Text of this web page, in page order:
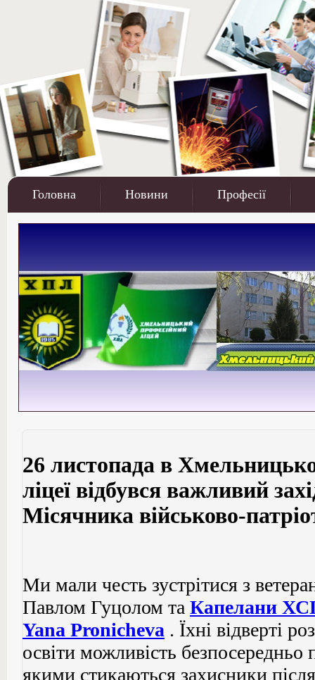
Головна Новини Професії
26 листопада в
ліцеї відбувся важливий
Місячника військово-
Ми мали честь зустрітися з
Павлом Гуцолом та Капелани
Yana Pronicheva . Їхні відверті
освіти можливість
якими стикаються захисники